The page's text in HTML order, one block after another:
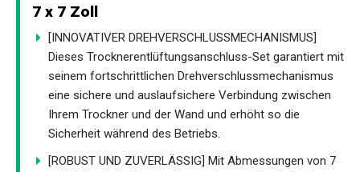
7 x 7 Zoll
[INNOVATIVER DREHVERSCHLUSSMECHANISMUS]
Dieses Trocknerentlüftungsanschluss-Set garantiert mit
seinem fortschrittlichen Drehverschlussmechanismus
eine sichere und auslaufsichere Verbindung zwischen
Ihrem Trockner und der Wand und erhöht so die
Sicherheit während des Betriebs.
[ROBUST UND ZUVERLÄSSIG] Mit Abmessungen von 7